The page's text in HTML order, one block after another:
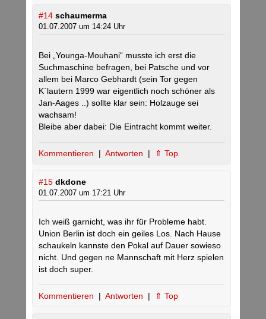
#14 schaumerma
01.07.2007 um 14:24 Uhr
Bei „Younga-Mouhani“ musste ich erst die
Suchmaschine befragen, bei Patsche und vor
allem bei Marco Gebhardt (sein Tor gegen
K`lautern 1999 war eigentlich noch schöner als
Jan-Aages ..) sollte klar sein: Holzauge sei
wachsam!
Bleibe aber dabei: Die Eintracht kommt weiter.
Kommentieren | Antworten | ⇑ Top
#15 dkdone
01.07.2007 um 17:21 Uhr
Ich weiß garnicht, was ihr für Probleme habt.
Union Berlin ist doch ein geiles Los. Nach Hause
schaukeln kannste den Pokal auf Dauer sowieso
nicht. Und gegen ne Mannschaft mit Herz spielen
ist doch super.
Kommentieren | Antworten | ⇑ Top